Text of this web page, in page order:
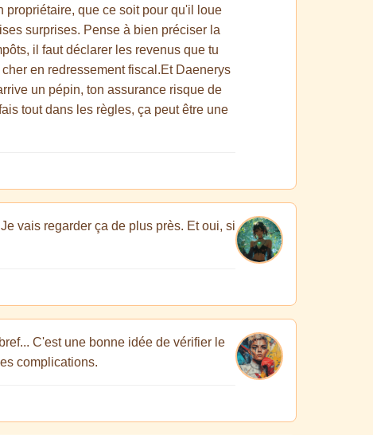
propriétaire, que ce soit pour qu'il loue
surprises. Pense à bien préciser la
il faut déclarer les revenus que tu
en redressement fiscal.Et Daenerys
un pépin, ton assurance risque de
tout dans les règles, ça peut être une
vais regarder ça de plus près. Et oui, si
C'est une bonne idée de vérifier le
complications.